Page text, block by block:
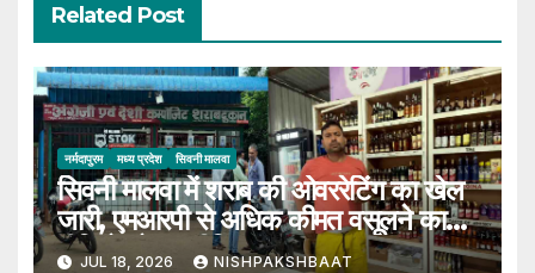
Related Post
नर्मदापुरम मध्य प्रदेश सिवनी मालवा
सिवनी मालवा में शराब की ओवररेटिंग का खेल
जारी, एमआरपी से अधिक कीमत वसूलने का
वीडियो सोशल मीडिया पर हुआ वायरल
JUL 18, 2026 NISHPAKSHBAAT